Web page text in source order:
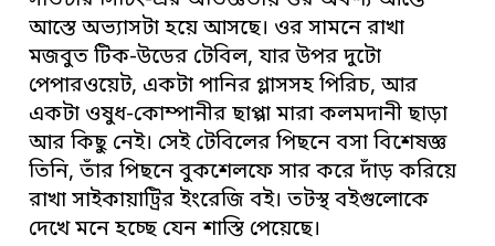
আস্তে অভ্যাসটা হয়ে আসছে। ওর সামনে রাখা
মজবুত টিক-উডের টেবিল, যার উপর দুটো
পেপারওয়েট, একটা পানির গ্লাসসহ পিরিচ, আর
একটা ওষুধ-কোম্পানীর ছাপ্পা মারা কলমদানী ছাড়া
আর কিছু নেই। সেই টেবিলের পিছনে বসা বিশেষজ্ঞ
তিনি, তাঁর পিছনে বুকশেলফে সার করে দাঁড় করিয়ে
রাখা সাইকায়াট্রির ইংরেজি বই। তটস্থ বইগুলোকে
দেখে মনে হচ্ছে যেন শাস্তি পেয়েছে।